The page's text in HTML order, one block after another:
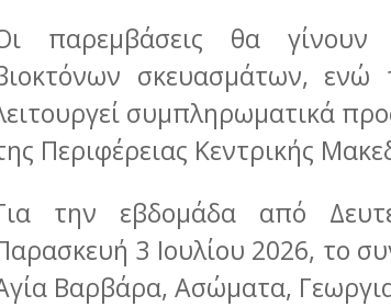
παρεμβάσεις θα γίνουν
σκευασμάτων,
συμπληρωματικά
Περιφέρειας Κεντρικής
την εβδομάδα από
3 Ιουλίου 2026, το
Βαρβάρα, Ασώματα,